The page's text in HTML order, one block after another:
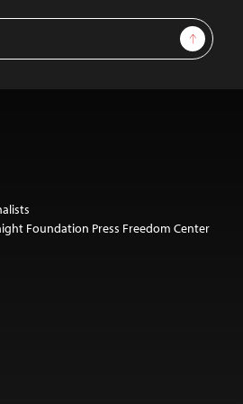
Sign Up
Foundation Press Freedom Center